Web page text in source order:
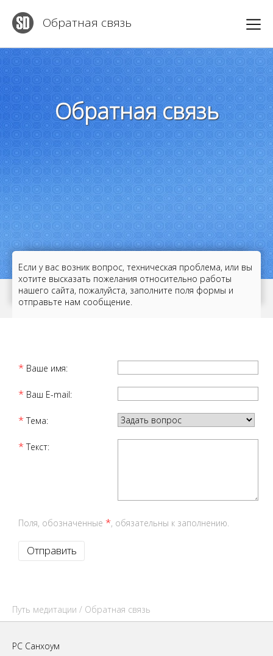
Обратная связь
Обратная связь
Если у вас возник вопрос, техническая проблема, или вы
хотите высказать пожелания относительно работы
нашего сайта, пожалуйста, заполните поля формы и
отправьте нам сообщение.
* Ваше имя:
* Ваш E-mail:
*Тема:
*Текст:
Поля, обозначенные *, обязательны к заполнению.
Путь медитации / Обратная связь
РС Санхоум